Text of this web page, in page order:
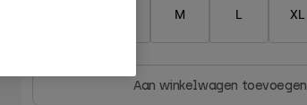
M L XL
Aan winkelwagen toevoegen